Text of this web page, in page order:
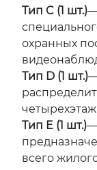
Тип C (1 шт.)—
охранных
Тип D (1 шт.)
Тип E (1 шт.)—
всего